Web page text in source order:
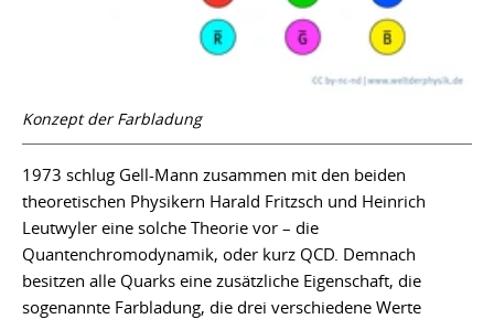
Konzept der Farbladung
1973 schlug Gell-Mann zusammen mit den beiden
theoretischen Physikern Harald Fritzsch und Heinrich
Leutwyler eine solche Theorie vor – die
Quantenchromodynamik, oder kurz QCD. Demnach
besitzen alle Quarks eine zusätzliche Eigenschaft, die
sogenannte Farbladung, die drei verschiedene Werte